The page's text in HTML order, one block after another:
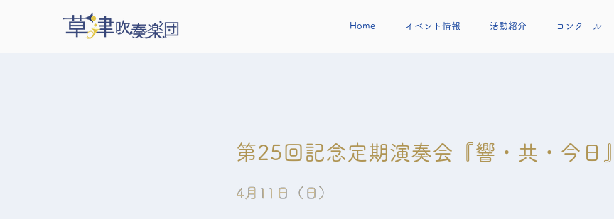
Home イベント情報 活動紹介 コンクール
第25回記念定期演奏会『響・共・今日』
4月11日（日）
4月11日（日）